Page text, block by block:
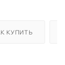
КУПИТЬ